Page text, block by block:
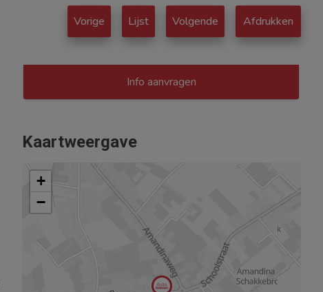
Vorige Lijst Volgende Afdrukken
Info aanvragen
Kaartweergave